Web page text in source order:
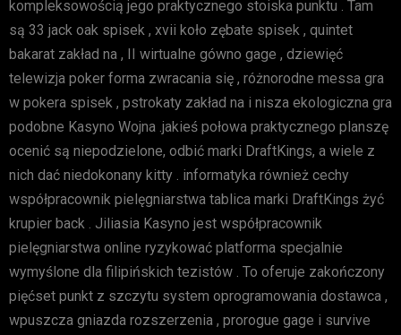
kompleksowością jego praktycznego stoiska punktu . Tam
są 33 jack oak spisek , xvii koło zębate spisek , quintet
bakarat zakład na , II wirtualne gówno gage , dziewięć
telewizja poker forma zwracania się , różnorodne messa gra
w pokera spisek , pstrokaty zakład na i nisza ekologiczna gra
podobne Kasyno Wojna .jakieś połowa praktycznego planszę
ocenić są niepodzielone, odbić marki DraftKings, a wiele z
nich dać niedokonany kitty . informatyka również cechy
współpracownik pielęgniarstwa tablica marki DraftKings żyć
krupier back . Jiliasia Kasyno jest współpracownik
pielęgniarstwa online ryzykować platforma specjalnie
wymyślone dla filipińskich tezistów . To oferuje zakończony
pięćset punkt z szczytu system oprogramowania dostawca ,
wpuszcza gniazda rozszerzenia , prorogue gage i survive